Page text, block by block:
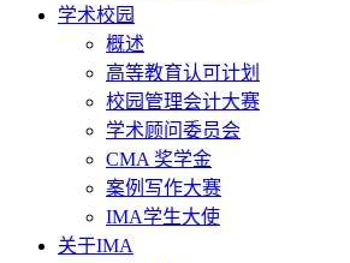
学术校园
概述
高等教育认可计划
校园管理会计大赛
学术顾问委员会
CMA 奖学金
案例写作大赛
IMA学生大使
关于IMA